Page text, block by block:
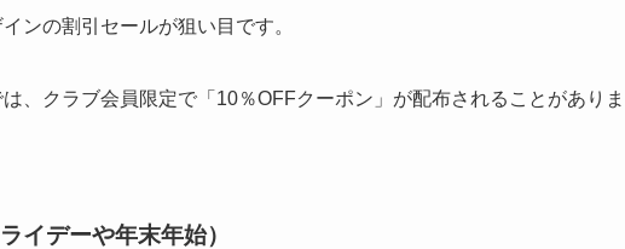
ンの割引セールが狙い目です。
、クラブ会員限定で「10％OFFクーポン」が配布されることがありま
イデーや年末年始）